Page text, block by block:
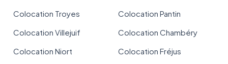
Colocation Troyes
Colocation Pantin
Colocation Villejuif
Colocation Chambéry
Colocation Niort
Colocation Fréjus